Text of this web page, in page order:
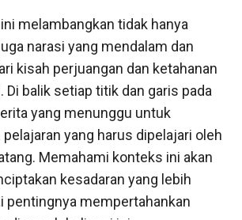
melambangkan tidak hanya
narasi yang mendalam dan
kisah perjuangan dan ketahanan
Di balik setiap titik dan garis pada
yang menunggu untuk
yang harus dipelajari oleh
Memahami konteks ini akan
kesadaran yang lebih
pentingnya mempertahankan